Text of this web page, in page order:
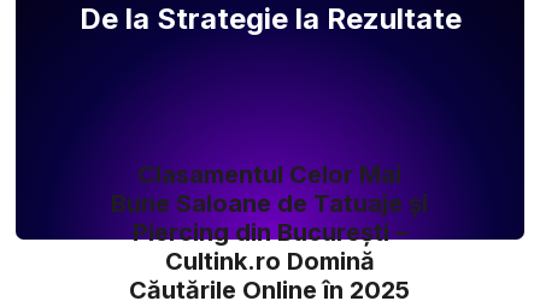
De la Strategie la Rezultate
Clasamentul Celor Mai
Bune Saloane de Tatuaje și
Piercing din București –
Cultink.ro Domină
Căutările Online în 2025